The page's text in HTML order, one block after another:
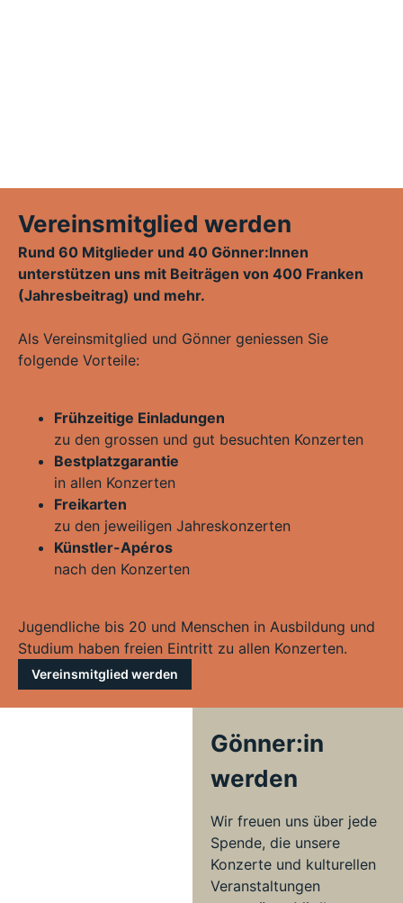
Vereinsmitglied werden
Rund 60 Mitglieder und 40 Gönner:Innen
unterstützen uns mit Beiträgen von 400 Franken
(Jahresbeitrag) und mehr.
Als Vereinsmitglied und Gönner geniessen Sie
folgende Vorteile:
Frühzeitige Einladungen
zu den grossen und gut besuchten Konzerten
Bestplatzgarantie
in allen Konzerten
Freikarten
zu den jeweiligen Jahreskonzerten
Künstler-Apéros
nach den Konzerten
Jugendliche bis 20 und Menschen in Ausbildung und
Studium haben freien Eintritt zu allen Konzerten.
Vereinsmitglied werden
Gönner:in
werden
Wir freuen uns über jede
Spende, die unsere
Konzerte und kulturellen
Veranstaltungen